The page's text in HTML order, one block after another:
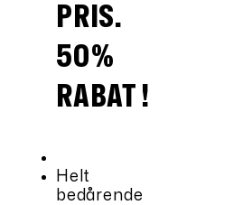
PRIS.
50%
RABAT !
Helt
bedårende